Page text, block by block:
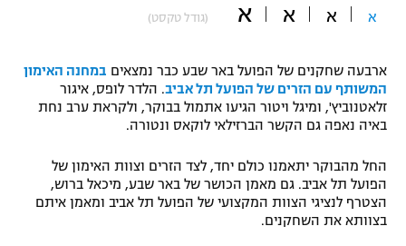
תקנון משתתפים וזוכים בפרסים
תקנון עבור פעילות אלקטרה
תקנון עבור פעילות ספורט 1 – "מרלן"
גיימינג E-Sports
תנאי שימוש
מדיניות פרטיות
כדורמים
בייסבול MLB
אומנויות לחימה
גיימינג E-Sports
א א א א (גודל טקסט)
ארבעה שחקנים של הפועל באר שבע כבר נמצאים במחנה האימון
המשותף עם הזרים של הפועל תל אביב. הלדר לופס, איגור
זלאטנוביץ', ומיגל ויטור הגיעו אתמול בבוקר, ולקראת ערב נחת
באיה נאפה גם הקשר הברזילאי לוקאס ונטורה.
החל מהבוקר יתאמנו כולם יחד, לצד הזרים וצוות האימון של
הפועל תל אביב. גם מאמן הכושר של באר שבע, מיכאל ברוש,
הצטרף לנציגי הצוות המקצועי של הפועל תל אביב ומאמן איתם
בצוותא את השחקנים.